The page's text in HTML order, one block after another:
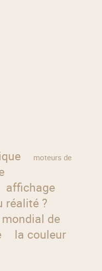
moteurs de
affichage
réalité ?
de
la couleur